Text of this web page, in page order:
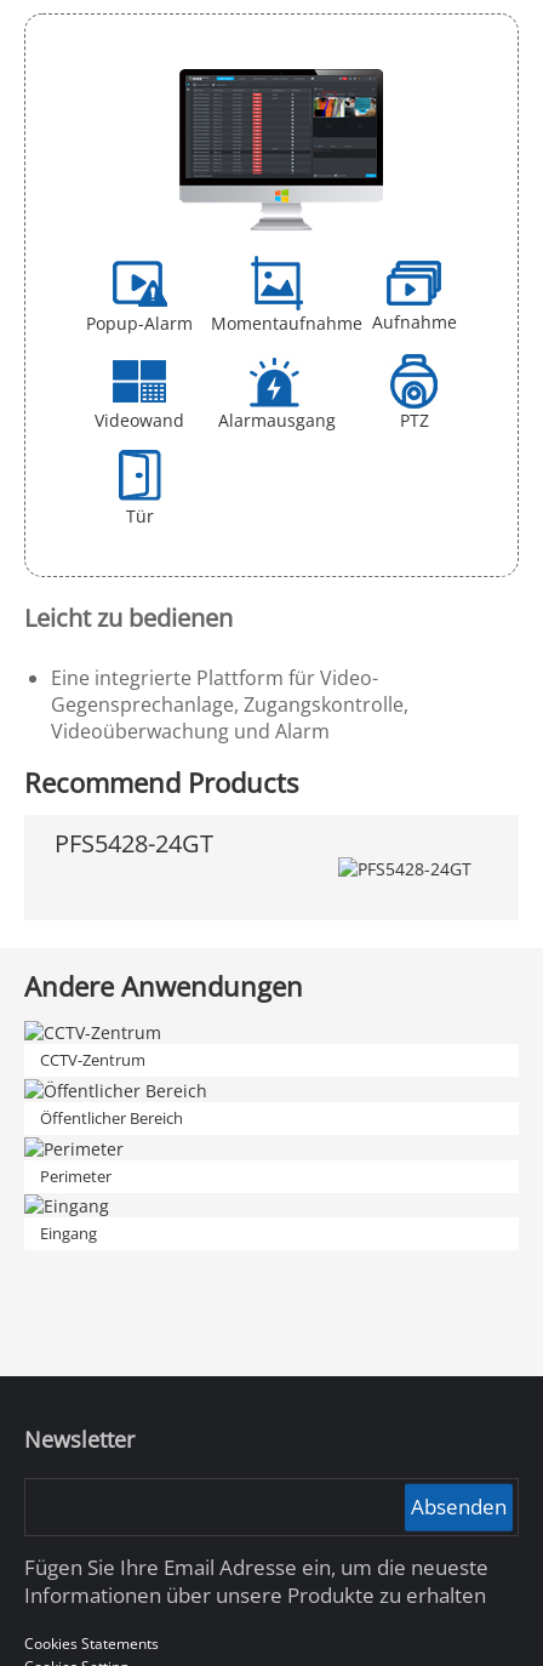
Popup-Alarm Momentaufnahme Aufnahme
Videowand Alarmausgang PTZ
Tür
Leicht zu bedienen
Eine integrierte Plattform für Video-
Gegensprechanlage, Zugangskontrolle,
Videoüberwachung und Alarm
Recommend Products
PFS5428-24GT
Andere Anwendungen
CCTV-Zentrum
Öffentlicher Bereich
Perimeter
Eingang
Newsletter
Absenden
Fügen Sie Ihre Email Adresse ein, um die neueste
Informationen über unsere Produkte zu erhalten
Cookies Statements